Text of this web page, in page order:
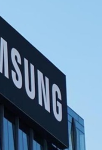
yürütülen ücret
ardından 47 binden
21 Mayıs’ta başlaması
sert düştü.